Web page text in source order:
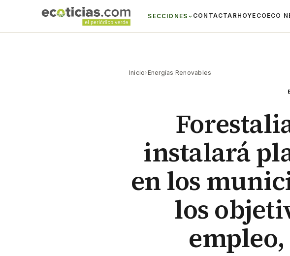
SECCIONES CONTACTAR HOYECO ECO
Inicio› Energías Renovables
instalará
en los
los